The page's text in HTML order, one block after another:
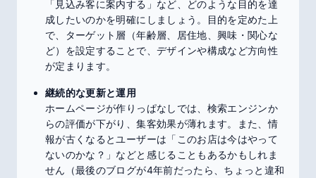
「見込み客に案内する」など、どのような目的を達
成したいのかを明確にしましょう。目的を定めた上
で、ターゲット層（年齢層、居住地、興味・関心な
ど）を設定することで、デザインや構成など方向性
が定まります。
継続的な更新と運用
ホームページが作りっぱなしでは、検索エンジンか
らの評価が下がり、集客効果が薄れます。また、情
報が古くなるとユーザーは「このお店は今はやって
ないのかな？」などと感じることもあるかもしれま
せん（最後のブログが4年前だったら、ちょっと違和